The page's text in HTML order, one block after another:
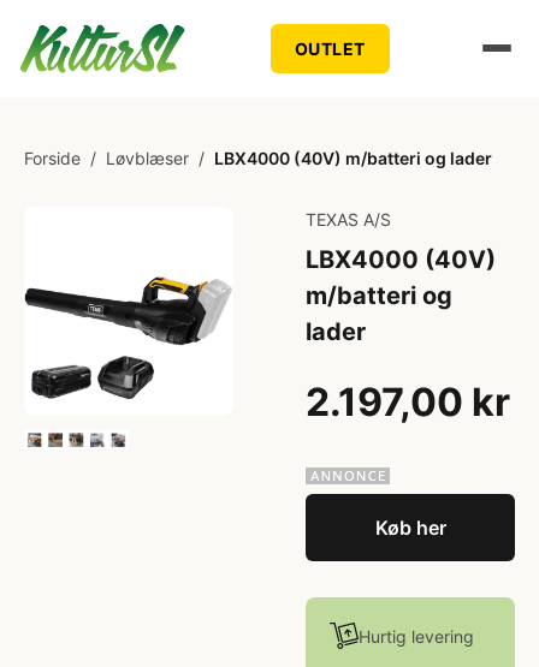
OUTLET
Forside / Løvblæser / LBX4000 (40V) m/batteri og lader
TEXAS A/S
LBX4000 (40V)
m/batteri og
lader
2.197,00 kr
Køb her
Hurtig levering